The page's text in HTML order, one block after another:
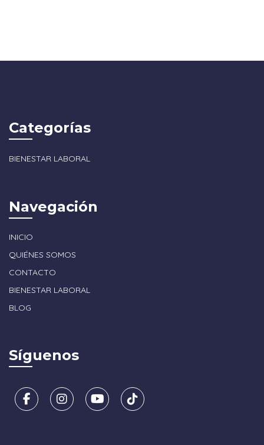
Categorías
BIENESTAR LABORAL
Navegación
INICIO
QUIÉNES SOMOS
CONTACTO
BIENESTAR LABORAL
BLOG
Síguenos